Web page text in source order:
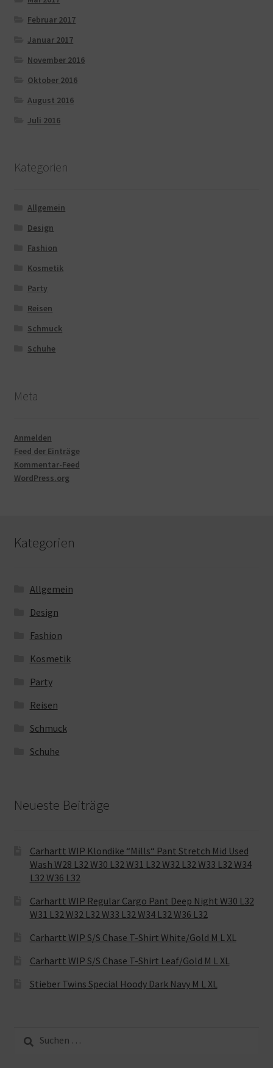
Februar 2017
Januar 2017
November 2016
Oktober 2016
August 2016
Juli 2016
Kategorien
Allgemein
Design
Fashion
Kosmetik
Party
Reisen
Schmuck
Schuhe
Meta
Anmelden
Feed der Einträge
Kommentar-Feed
WordPress.org
Kategorien
Allgemein
Design
Fashion
Kosmetik
Party
Reisen
Schmuck
Schuhe
Neueste Beiträge
Carhartt WIP Klondike “Mills“ Pant Stretch Mid Used
Wash W28 L32 W30 L32 W31 L32 W32 L32 W33 L32 W34
L32 W36 L32
Carhartt WIP Regular Cargo Pant Deep Night W30 L32
W31 L32 W32 L32 W33 L32 W34 L32 W36 L32
Carhartt WIP S/S Chase T-Shirt White/Gold M L XL
Carhartt WIP S/S Chase T-Shirt Leaf/Gold M L XL
Stieber Twins Special Hoody Dark Navy M L XL
nach: